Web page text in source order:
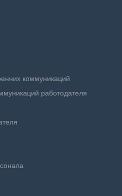
коммуникаций
работодателя